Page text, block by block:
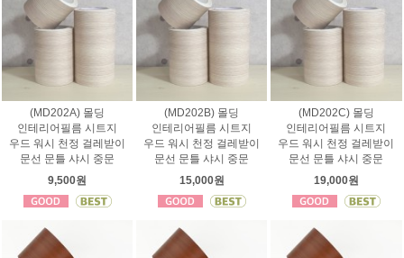
(MD202A) 몰딩
인테리어필름 시트지
우드 워시 천정 걸레받이
문선 문틀 샤시 중문
9,500원
(MD202B) 몰딩
인테리어필름 시트지
우드 워시 천정 걸레받이
문선 문틀 샤시 중문
15,000원
(MD202C) 몰딩
인테리어필름 시트지
우드 워시 천정 걸레받이
문선 문틀 샤시 중문
19,000원